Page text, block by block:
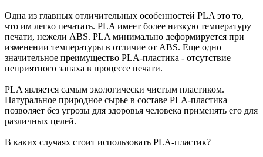
Одна из главных отличительных особенностей PLA это то,
что им легко печатать. PLA имеет более низкую температуру
печати, нежели ABS. PLA минимально деформируется при
изменении температуры в отличие от ABS. Еще одно
значительное преимущество PLA-пластика - отсутствие
неприятного запаха в процессе печати.
PLA является самым экологически чистым пластиком.
Натуральное природное сырье в составе PLA-пластика
позволяет без угрозы для здоровья человека применять его для
различных целей.
В каких случаях стоит использовать PLA-пластик?